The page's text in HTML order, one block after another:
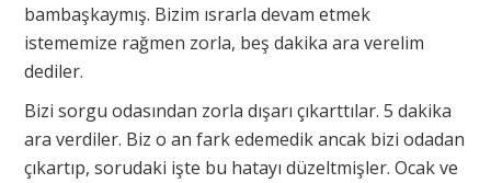
bambaşkaymış. Bizim ısrarla devam etmek
istememize rağmen zorla, beş dakika ara verelim
dediler.
Bizi sorgu odasından zorla dışarı çıkarttılar. 5 dakika
ara verdiler. Biz o an fark edemedik ancak bizi odadan
çıkartıp, sorudaki işte bu hatayı düzeltmişler. Ocak ve